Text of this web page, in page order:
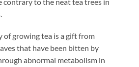
of growing tea is a gift from
that have been bitten by
abnormal metabolism in